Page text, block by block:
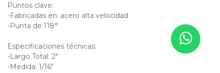
Puntos clave:
-Fabricadas en: acero alta velocidad
-Punta de 118°
Especificaciones técnicas:
-Largo Total: 2"
-Medida: 1/16"